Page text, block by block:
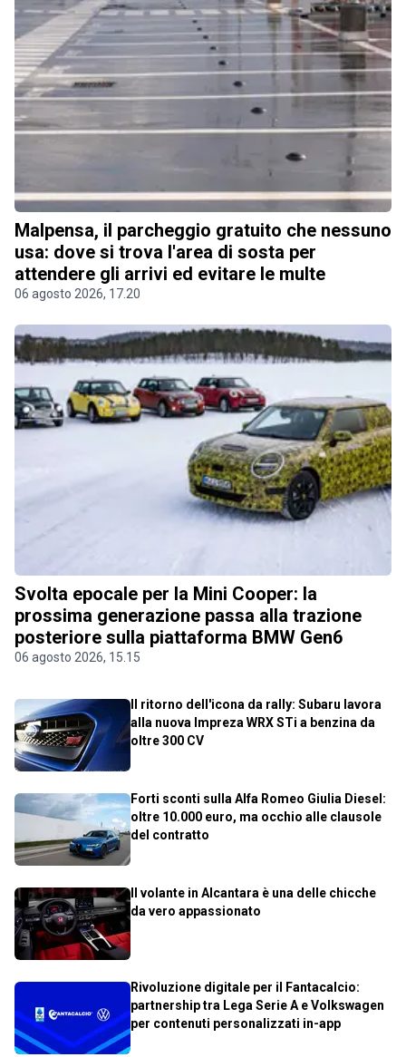
Malpensa, il parcheggio gratuito che nessuno
usa: dove si trova l'area di sosta per
attendere gli arrivi ed evitare le multe
06 agosto 2026, 17.20
Svolta epocale per la Mini Cooper: la
prossima generazione passa alla trazione
posteriore sulla piattaforma BMW Gen6
06 agosto 2026, 15.15
Il ritorno dell'icona da rally: Subaru lavora
alla nuova Impreza WRX STi a benzina da
oltre 300 CV
Forti sconti sulla Alfa Romeo Giulia Diesel:
oltre 10.000 euro, ma occhio alle clausole
del contratto
Il volante in Alcantara è una delle chicche
da vero appassionato
Rivoluzione digitale per il Fantacalcio:
partnership tra Lega Serie A e Volkswagen
per contenuti personalizzati in-app